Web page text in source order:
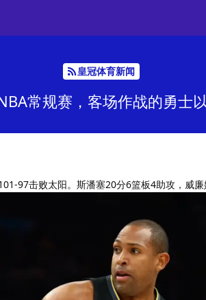
皇冠体育新闻
常规赛，客场作战的勇士
97击败太阳。斯潘塞20分6篮板4助攻，威廉